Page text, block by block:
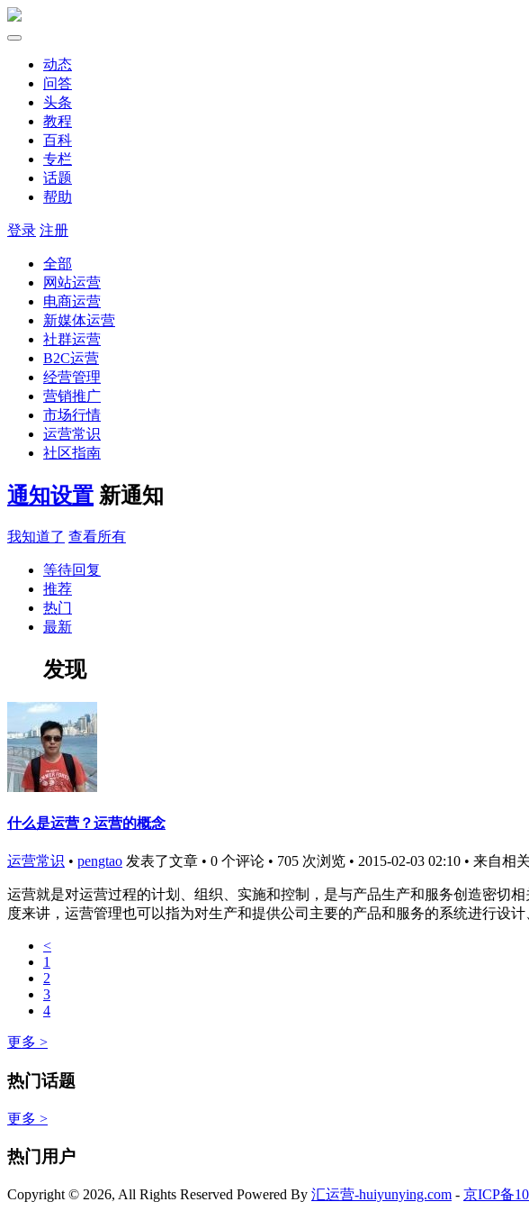
动态
问答
头条
教程
百科
专栏
话题
帮助
登录 注册
全部
网站运营
电商运营
新媒体运营
社群运营
B2C运营
经营管理
营销推广
市场行情
运营常识
社区指南
通知设置 新通知
我知道了 查看所有
等待回复
推荐
热门
最新
发现
什么是运营？运营的概念
运营常识 • pengtao 发表了文章 • 0 个评论 • 705 次浏览 • 2015-02-03 02:10 • 来自相
运营就是对运营过程的计划、组织、实施和控制，是与产品生产和服务创造密切
度来讲，运营管理也可以指为对生产和提供公司主要的产品和服务的系统进行设
<
1
2
3
4
更多 >
热门话题
更多 >
热门用户
Copyright © 2026, All Rights Reserved Powered By 汇运营-huiyunying.com - 京ICP备